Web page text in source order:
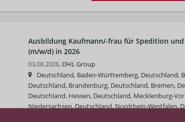
Ausbildung Kaufmann/-frau für Spedition
(m/w/d) in 2026
03.08.2026, DHL Group
Deutschland, Baden-Württemberg, Deutschland,
Deutschland, Brandenburg, Deutschland, Bremen,
Deutschland, Hessen, Deutschland, Mecklenburg-
Niedersachsen, Deutschland, Nordrhein-Westfalen,
Deutschland, Saarland, Deutschland, Sachsen-